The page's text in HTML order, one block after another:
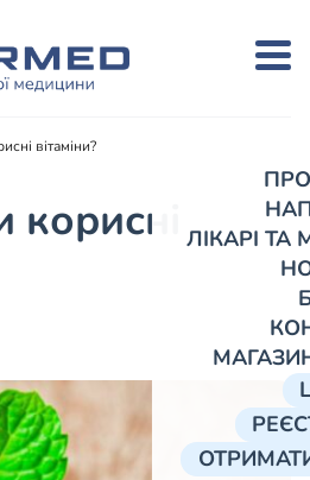
ЛІКАРІ
вітаміни?